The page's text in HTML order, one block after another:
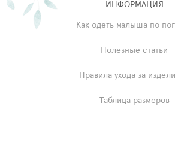
ИНФОРМАЦИЯ
Как одеть малыша по
Полезные статьи
Правила ухода за
Таблица размеров